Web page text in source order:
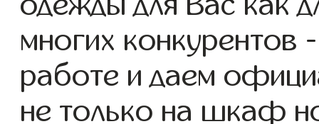
многих конкурентов
работе и даем
не только на шкаф